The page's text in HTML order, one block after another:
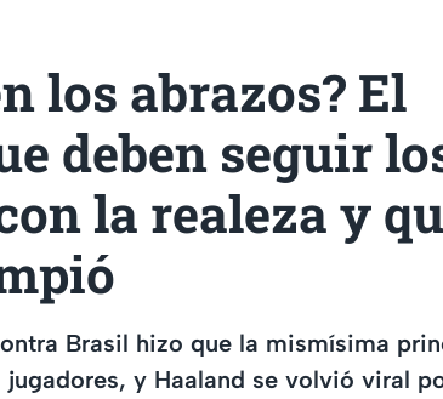
los abrazos? El
deben seguir
la realeza y
Brasil hizo que la mismísima
y Haaland se volvió viral